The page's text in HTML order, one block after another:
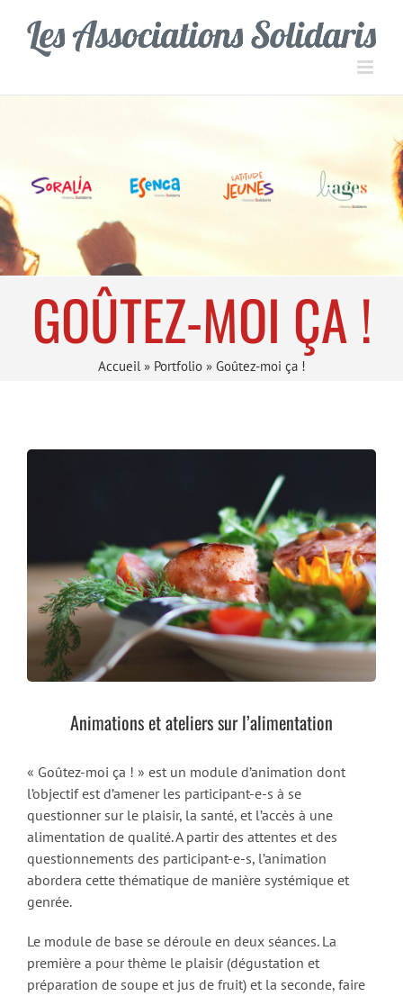
contenu
GOÛTEZ-MOI ÇA !
Accueil » Portfolio» Goûtez-moi ça !
Animations et ateliers sur l’alimentation
« Goûtez-moi ça ! » est un module d’animation dont
l’objectif est d’amener les participant-e-s à se
questionner sur le plaisir, la santé, et l’accès à une
alimentation de qualité. A partir des attentes et des
questionnements des participant-e-s, l’animation
abordera cette thématique de manière systémique et
genrée.
Le module de base se déroule en deux séances. La
première a pour thème le plaisir (dégustation et
préparation de soupe et jus de fruit) et la seconde, faire